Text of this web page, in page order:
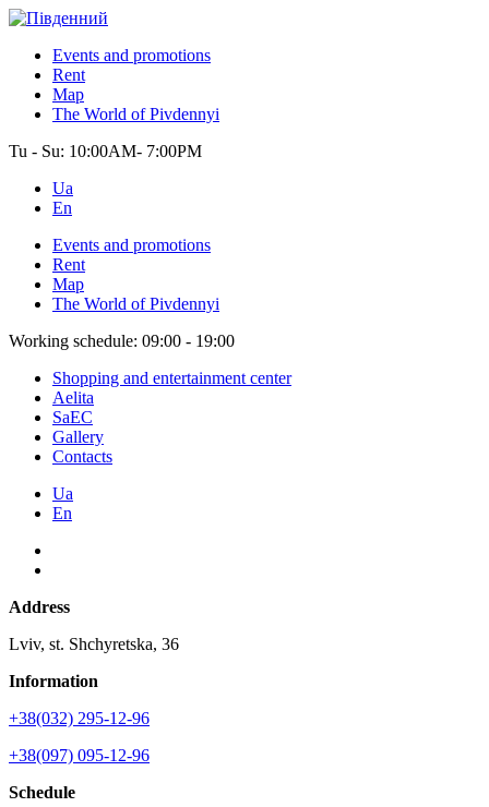
Events and promotions
Rent
Map
The World of Pivdennyi
Tu - Su: 10:00AM- 7:00PM
Ua
En
Events and promotions
Rent
Map
The World of Pivdennyi
Working schedule: 09:00 - 19:00
Shopping and entertainment center
Aelita
SaEC
Gallery
Contacts
Ua
En
Address
Lviv, st. Shchyretska, 36
Information
+38(032) 295-12-96
+38(097) 095-12-96
Schedule